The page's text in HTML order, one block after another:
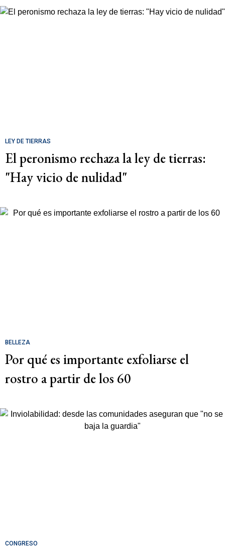
LEY DE TIERRAS
El peronismo rechaza la ley de tierras:
"Hay vicio de nulidad"
BELLEZA
Por qué es importante exfoliarse el
rostro a partir de los 60
CONGRESO